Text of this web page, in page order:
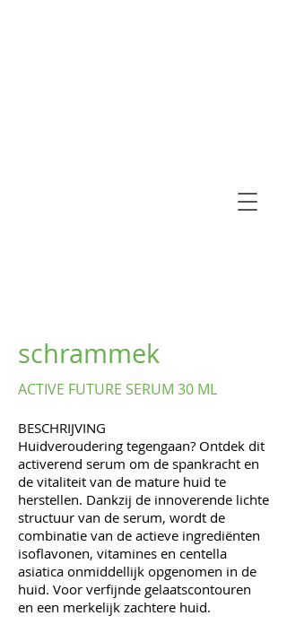
schrammek
ACTIVE FUTURE SERUM 30 ML
BESCHRIJVING
Huidveroudering tegengaan? Ontdek dit
activerend serum om de spankracht en
de vitaliteit van de mature huid te
herstellen. Dankzij de innoverende lichte
structuur van de serum, wordt de
combinatie van de actieve ingrediënten
isoflavonen, vitamines en centella
asiatica onmiddellijk opgenomen in de
huid. Voor verfijnde gelaatscontouren
en een merkelijk zachtere huid.